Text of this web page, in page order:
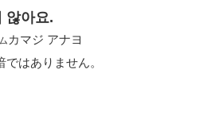
않아요.
ム カマジ アナヨ
はありません。